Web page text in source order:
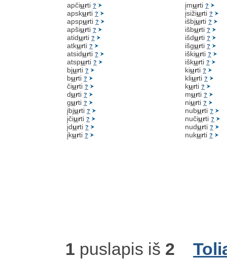
apčiurti ?
apskurti ?
apspurti ?
apšiurti ?
atidurti ?
atkurti ?
atsidurti ?
atspurti ?
bjurti ?
burti ?
čiurti ?
durti ?
gurti ?
įbjurti ?
įčiurti ?
įdurti ?
įkurti ?
įmurti ?
įsižiurti ?
išbjurti ?
išburti ?
išdurti ?
išgurti ?
iškiurti ?
iškurti ?
kiurti ?
kliurti ?
kurti ?
murti ?
niurti ?
nuburti ?
nučiurti ?
nudurti ?
nukurti ?
1 puslapis iš 2